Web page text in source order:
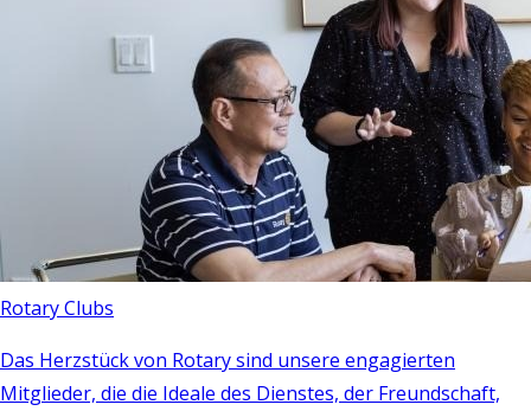
Rotary Clubs
Das Herzstück von Rotary sind unsere engagierten
Mitglieder, die die Ideale des Dienstes, der Freundschaft,